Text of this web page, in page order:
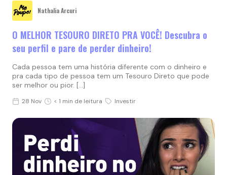
Nathalia Arcuri
O MELHOR TESOURO DIRETO PRA VOCÊ! Descubra o
seu perfil e pare de perder dinheiro!
Cada pessoa tem uma história diferente com o dinheiro e
pra cada tipo de pessoa tem um Tesouro Direto que pode
ser melhor ou pior. […]
28 Nov < 1 min de leitura Investir